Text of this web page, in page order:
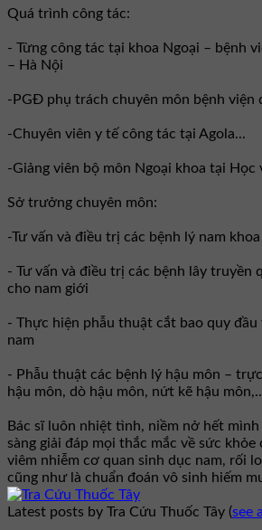
Quá trình công tác:
- Từng công tác tại khoa Ngoại – bệnh
– Hà Nội
-PGĐ phụ trách chuyên môn bệnh viện
-Chuyên viên y tế công tác tại Agola...
-Giảng viên bộ môn Ngoại khoa tại Học
Sở trưởng chuyên môn:
-Tư vấn và điều trị các bệnh lý nam khoa
- Tư vấn và điều trị các bệnh lây truyền
cho nam giới
- Thực hiện phẫu thuật cắt bao quy đầu
nam
- Phẫu thuật các bệnh lý hậu môn –
hậu môn, dò hậu môn, nứt kẽ hậu
Bác sĩ luôn nhiệt tình, niềm nở hết mình
sàng giải đáp mọi thắc mắc về sức khỏe
viêm nhiễm cơ quan sinh dục nam, rối
cũng như là chuẩn đoán vô sinh hiếm
Latest posts by Tra Cứu Thuốc Tây (see